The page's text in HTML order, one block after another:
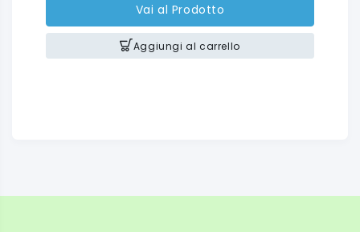
Vai al Prodotto
Aggiungi al carrello